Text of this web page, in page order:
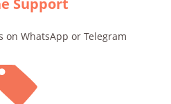
Support
on WhatsApp or Telegram